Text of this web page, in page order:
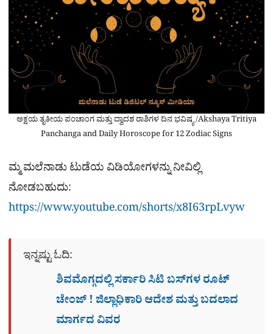
ಅಕ್ಷಯ ತೃತೀಯ ಪಂಚಾಂಗ ಮತ್ತು ದ್ವಾದಶ ರಾಶಿಗಳ ದಿನ ಭವಿಷ್ಯ /Akshaya Tritiya
Panchanga and Daily Horoscope for 12 Zodiac Signs
ಮ್ಮ ಮಲೆನಾಡು ಟುಡೆಯ ವಿಡಿಯೋಗಳನ್ನು ನೀವಿಲ್ಲಿ
ನೋಡಬಹುದು:
https://www.youtube.com/shorts/x8I63rpLvyw
ಇನ್ನಷ್ಟು ಓದಿ:
ಶಿವಮೊಗ್ಗದಲ್ಲಿ ಸರ್ಕಾರಿ ಸಿಟಿ ಬಸ್​ಗಳ ರೂಟ್
ಚೇಂಜ್ ! ಜಿಲ್ಲಾಧಿಕಾರಿ ಆದೇಶ ಮತ್ತು ಬದಲಾದ
ಮಾರ್ಗದ ವಿವರ